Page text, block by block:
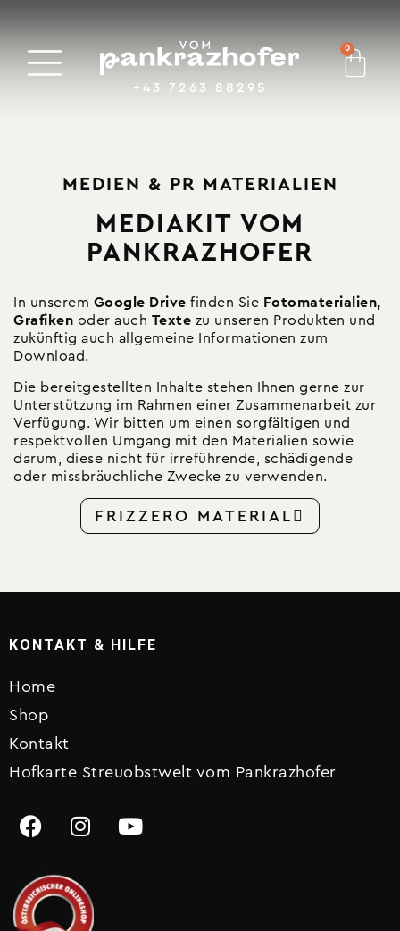
+43 7263 88295
0
MEDIEN & PR MATERIALIEN
MEDIAKIT VOM
PANKRAZHOFER
In unserem Google Drive finden Sie Fotomaterialien,
Grafiken oder auch Texte zu unseren Produkten und
zukünftig auch allgemeine Informationen zum
Download.
Die bereitgestellten Inhalte stehen Ihnen gerne zur
Unterstützung im Rahmen einer Zusammenarbeit zur
Verfügung. Wir bitten um einen sorgfältigen und
respektvollen Umgang mit den Materialien sowie
darum, diese nicht für irreführende, schädigende
oder missbräuchliche Zwecke zu verwenden.
FRIZZERO MATERIAL
KONTAKT & HILFE
Home
Shop
Kontakt
Hofkarte Streuobstwelt vom Pankrazhofer